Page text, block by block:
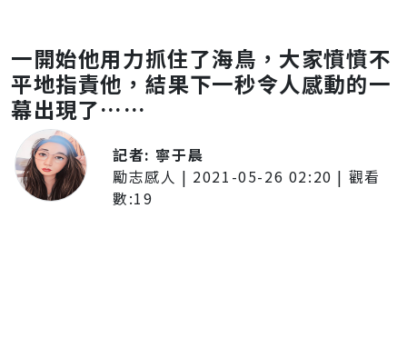
一開始他用力抓住了海鳥，大家憤憤不
平地指責他，結果下一秒令人感動的一
幕出現了……
記者: 寧于晨
勵志感人 | 2021-05-26 02:20 | 觀看
數:19